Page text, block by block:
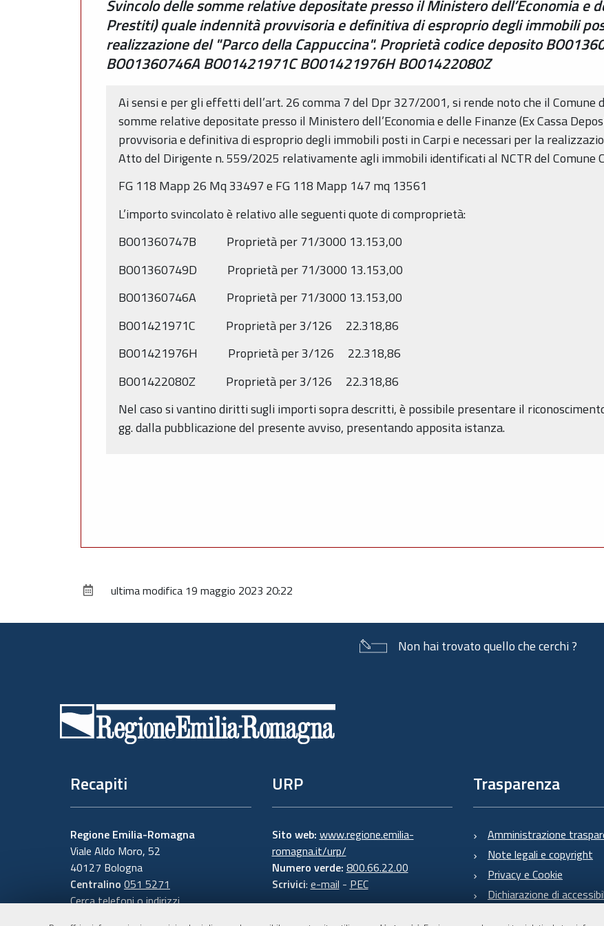
Svincolo delle somme relative depositate presso il Ministero dell’Economia e
Prestiti) quale indennità provvisoria e definitiva di esproprio degli immobili
realizzazione del "Parco della Cappuccina". Proprietà codice deposito
BO01360746A BO01421971C BO01421976H BO01422080Z
Ai sensi e per gli effetti dell’art. 26 comma 7 del Dpr 327/2001, si rende noto che il Comune
somme relative depositate presso il Ministero dell’Economia e delle Finanze (Ex Cassa
provvisoria e definitiva di esproprio degli immobili posti in Carpi e necessari per la
Atto del Dirigente n. 559/2025 relativamente agli immobili identificati al NCTR del Comune
FG 118 Mapp 26 Mq 33497 e FG 118 Mapp 147 mq 13561
L’importo svincolato è relativo alle seguenti quote di comproprietà:
BO01360747B Proprietà per 71/3000 13.153,00
BO01360749D Proprietà per 71/3000 13.153,00
BO01360746A Proprietà per 71/3000 13.153,00
BO01421971C Proprietà per 3/126 22.318,86
BO01421976H Proprietà per 3/126 22.318,86
BO01422080Z Proprietà per 3/126 22.318,86
Nel caso si vantino diritti sugli importi sopra descritti, è possibile presentare il
gg. dalla pubblicazione del presente avviso, presentando apposita istanza.
ultima modifica 19 maggio 2023 20:22
Non hai trovato quello che cerchi ?
Recapiti
Regione Emilia-Romagna
Viale Aldo Moro, 52
40127 Bologna
Centralino 051 5271
Cerca telefoni o indirizzi
URP
Sito web: www.regione.emilia-
romagna.it/urp/
Numero verde: 800.66.22.00
Scrivici: e-mail - PEC
Trasparenza
Amministrazione
Note legali e copyright
Privacy e Cookie
Dichiarazione di